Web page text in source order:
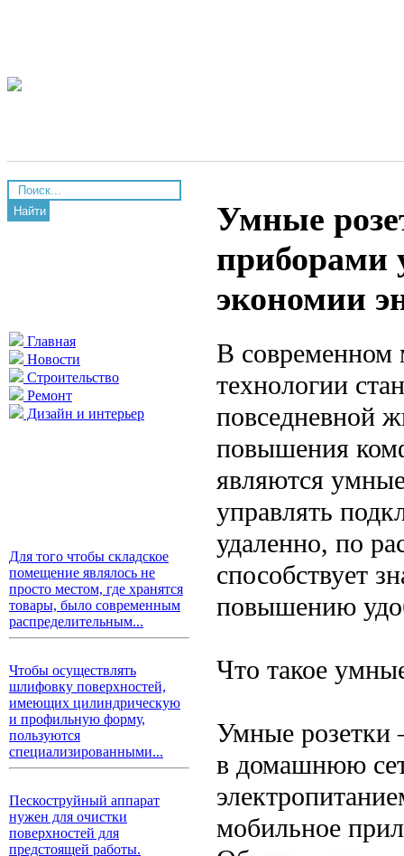
Найти
Главная
Новости
Строительство
Ремонт
Дизайн и интерьер
Для того чтобы складское
помещение являлось не
просто местом, где хранятся
товары, было современным
распределительным...
Чтобы осуществлять
шлифовку поверхностей,
имеющих цилиндрическую
и профильную форму,
пользуются
специализированными...
Пескоструйный аппарат
нужен для очистки
поверхностей для
предстоящей работы.
Умные
приборами
экономии
В современном
технологии
повседневной
повышения
являются
управлять
удаленно, по
способствует
повышению
Что такое
Умные розетки
в домашнюю
мобильное